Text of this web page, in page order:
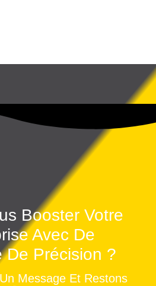
Booster Votre
Avec De
De Précision ?
Message Et Restons